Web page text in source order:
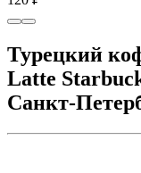
Турецкий
Latte
Санкт-